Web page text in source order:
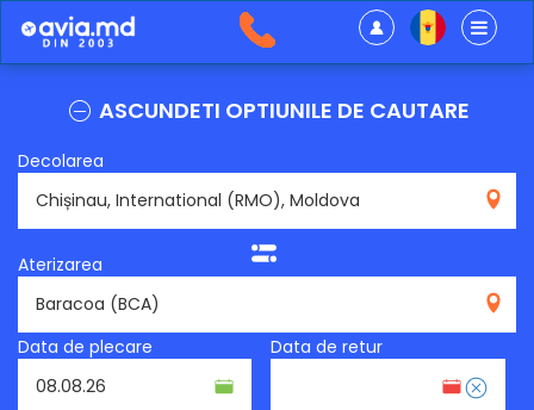
ASCUNDETI OPTIUNILE DE CAUTARE
Decolarea
Aterizarea
Data de plecare
Data de retur